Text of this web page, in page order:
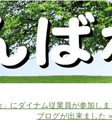
にダイナム従業員が参加しま
ブログが出来ました »